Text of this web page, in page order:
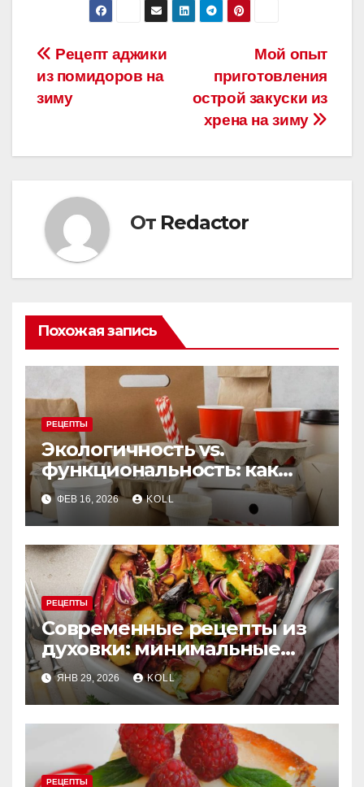
Навигация
по
Мой опыт
приготовления
острой закуски из
хрена на зиму
Рецепт аджики
из помидоров на
зиму
От Redactor
Похожая запись
РЕЦЕПТЫ
Экологичность vs.
функциональность: как
выбрать бумажную посуду
для заведения
ФЕВ 16, 2026 KOLL
РЕЦЕПТЫ
Современные рецепты из
духовки: минимальные
усилия, максимум вкуса
ЯНВ 29, 2026 KOLL
РЕЦЕПТЫ